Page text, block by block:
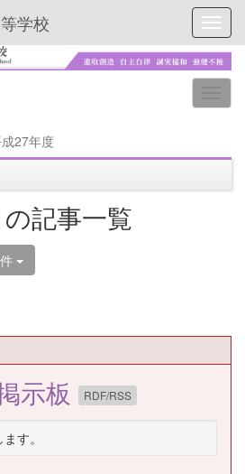
学校
27年度
記事一覧
示板 RDF/RSS
す。